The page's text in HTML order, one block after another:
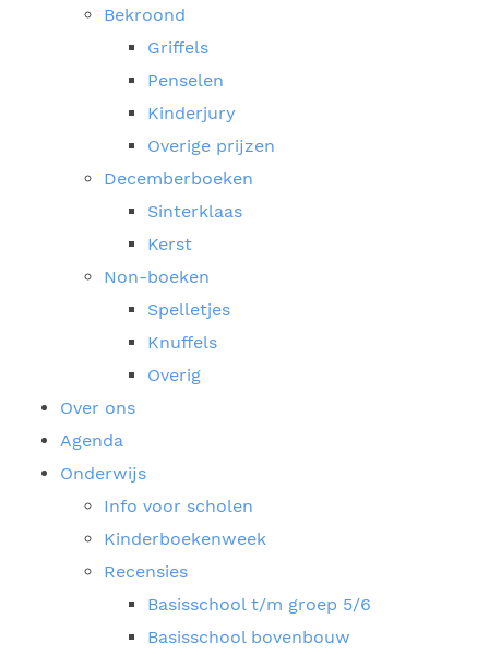
Bekroond
Griffels
Penselen
Kinderjury
Overige prijzen
Decemberboeken
Sinterklaas
Kerst
Non-boeken
Spelletjes
Knuffels
Overig
Over ons
Agenda
Onderwijs
Info voor scholen
Kinderboekenweek
Recensies
Basisschool t/m groep 5/6
Basisschool bovenbouw